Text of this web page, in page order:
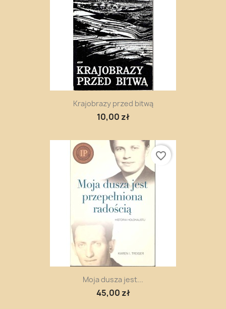
Krajobrazy przed bitwą
10,00 zł
Moja dusza jest...
45,00 zł
favorite_border